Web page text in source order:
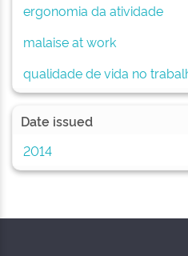
ergonomia da atividade
malaise at work
qualidade de vida no
Date issued
2014